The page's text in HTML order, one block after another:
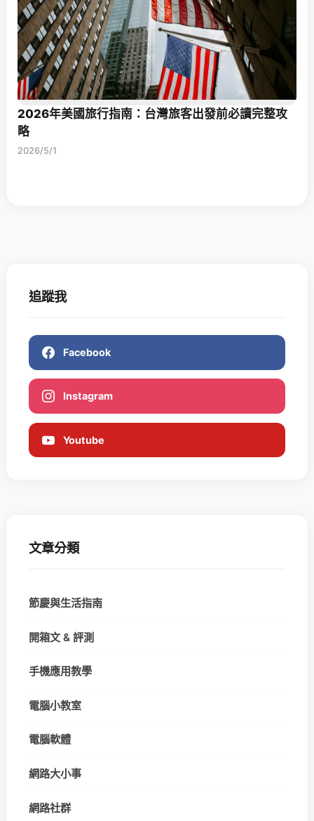
2026年美國旅行指南：台灣旅客出發前必讀完整攻
略
2026/5/1
追蹤我
Facebook
Instagram
Youtube
文章分類
節慶與生活指南
開箱文 & 評測
手機應用教學
電腦小教室
電腦軟體
網路大小事
網路社群